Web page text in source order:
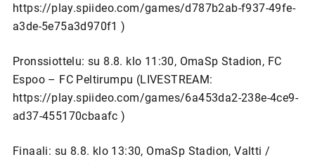
https://play.spiideo.com/games/d787b2ab-f937-49fe-
a3de-5e75a3d970f1 )
Pronssiottelu: su 8.8. klo 11:30, OmaSp Stadion, FC
Espoo – FC Peltirumpu (LIVESTREAM:
https://play.spiideo.com/games/6a453da2-238e-4ce9-
ad37-455170cbaafc )
Finaali: su 8.8. klo 13:30, OmaSp Stadion, Valtti /